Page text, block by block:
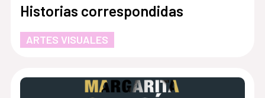
Historias correspondidas
ARTES VISUALES